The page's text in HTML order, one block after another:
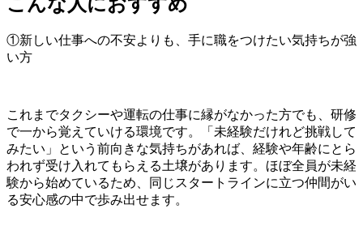
①新しい仕事への不安よりも、手に職をつけたい気持ちが強
い方
これまでタクシーや運転の仕事に縁がなかった方でも、研修
で一から覚えていける環境です。「未経験だけれど挑戦して
みたい」という前向きな気持ちがあれば、経験や年齢にとら
われず受け入れてもらえる土壌があります。ほぼ全員が未経
験から始めているため、同じスタートラインに立つ仲間がい
る安心感の中で歩み出せます。